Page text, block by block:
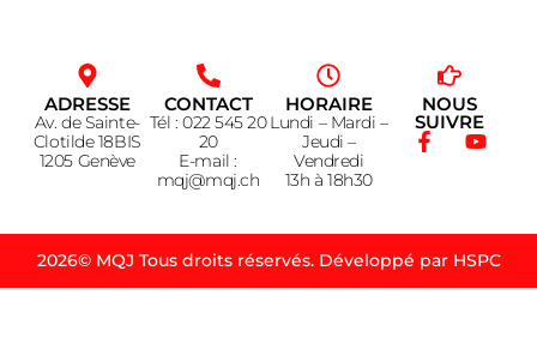
ADRESSE
Av. de Sainte-
Clotilde 18BIS
1205 Genève
CONTACT
Tél : 022 545 20
20
E-mail :
mqj@mqj.ch
HORAIRE
Lundi – Mardi –
Jeudi –
Vendredi
13h à 18h30
NOUS
SUIVRE
2026© MQJ Tous droits réservés. Développé par HSPC